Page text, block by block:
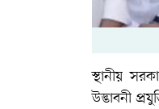
স্থানীয়
উদ্ভাবনী